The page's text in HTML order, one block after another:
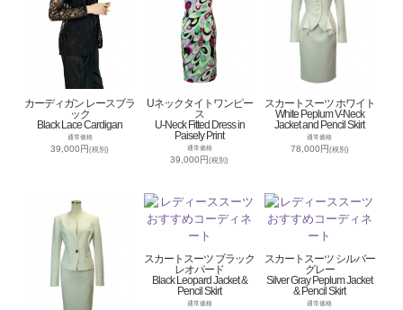
カーディガン レースブラ
ック
Black Lace Cardigan
通常価格
39,000円(税別)
Uネックタイトワンピー
ス
U-Neck Fitted Dress in
Paisely Print
通常価格
39,000円(税別)
スカートスーツ ホワイト
White Peplum V-Neck
Jacket and Pencil Skirt
通常価格
78,000円(税別)
スカートスーツ ブラック
レオパード
Black Leopard Jacket &
Pencil Skirt
通常価格
スカートスーツ シルバー
グレー
Silver Gray Peplum Jacket
& Pencil Skirt
通常価格